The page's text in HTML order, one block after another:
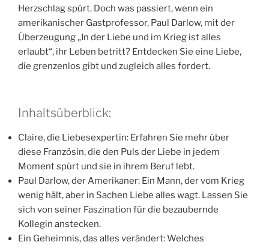
Herzschlag spürt. Doch was passiert, wenn ein
amerikanischer Gastprofessor, Paul Darlow, mit der
Überzeugung „In der Liebe und im Krieg ist alles
erlaubt“, ihr Leben betritt? Entdecken Sie eine Liebe,
die grenzenlos gibt und zugleich alles fordert.
Inhaltsüberblick:
Claire, die Liebesexpertin: Erfahren Sie mehr über
diese Französin, die den Puls der Liebe in jedem
Moment spürt und sie in ihrem Beruf lebt.
Paul Darlow, der Amerikaner: Ein Mann, der vom Krieg
wenig hält, aber in Sachen Liebe alles wagt. Lassen Sie
sich von seiner Faszination für die bezaubernde
Kollegin anstecken.
Ein Geheimnis, das alles verändert: Welches